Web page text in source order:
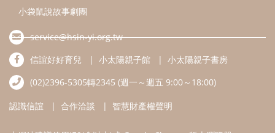
小袋鼠說故事劇團
service@hsin-yi.org.tw
信誼好好育兒
小太陽親子館
小太陽親子書房
(02)2396-5305轉2345 (週一～週五 9:00～18:00)
認識信誼 合作洽談 智慧財產權聲明